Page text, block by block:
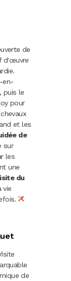
de
d'œuvre
en-
puis le
pour
et les
de
sur
les
une
du
vie
de